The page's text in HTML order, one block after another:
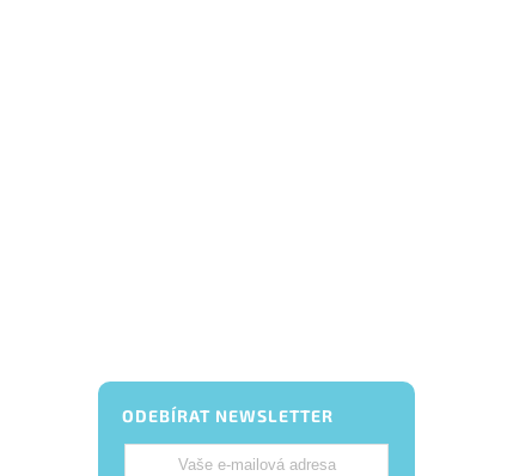
ODEBÍRAT NEWSLETTER